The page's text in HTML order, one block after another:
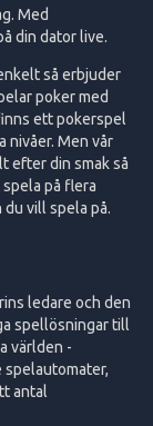
Med
din dator live.
så erbjuder
poker med
ett pokerspel
nivåer. Men vår
efter din smak så
på flera
vill spela på.
ledare och den
spellösningar till
världen -
spelautomater,
antal